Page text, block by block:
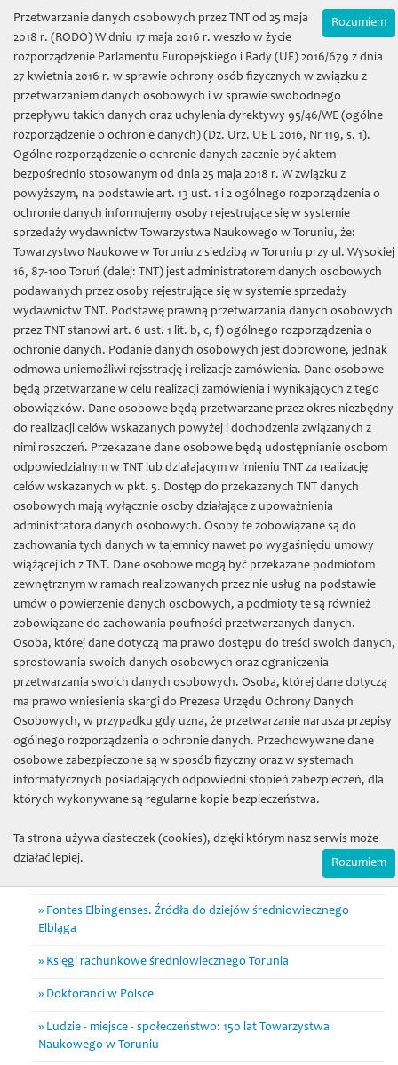
Zamówienia on-line
Wybierz język:
Mój koszyk | (0) 0 zł
Towarzystwo Naukowe w
Toruniu
Toggle
TNT Projekty Dzieje i kultura Torunia i regionu
» Historia
Torunia 1975-1998
Granty badawcze
Księga ławnicza Starego Miasta Torunia (1479-1515)
Niemiecko-polski i polsko-niemiecki słownik historyczny
Handel morski Gdańska na przełomie XV/XVI w.
Księgi pruskie w Internecie
Atlas historyczny miast polskich: Toruń, t. 2
Władztwo komunalne w hanzeatyckich miastach Prus i Inflant
w średniowieczu
Średniowieczne rachunki kościołów toruńskich - opracowanie,
edycja, digitalizacja
Atlas historyczny miast polskich, t. 1: Prusy Królewskie i
Warmia, t. 3: Mazury, t. 4: Śląsk, t. 5: Małopolska
Zapomniany Krajobraz. W poszukiwaniu dziedzictwa
Fontes Elbingenses. Źródła do dziejów średniowiecznego
Elbląga
Księgi rachunkowe średniowiecznego Torunia
Doktoranci w Polsce
Ludzie - miejsce - społeczeństwo: 150 lat Towarzystwa
Naukowego w Toruniu
Rozumiem
Przetwarzanie danych osobowych przez TNT od 25 maja
2018 r. (RODO) W dniu 17 maja 2016 r. weszło w życie
rozporządzenie Parlamentu Europejskiego i Rady (UE) 2016/679 z dnia
27 kwietnia 2016 r. w sprawie ochrony osób fizycznych w związku z
przetwarzaniem danych osobowych i w sprawie swobodnego
przepływu takich danych oraz uchylenia dyrektywy 95/46/WE (ogólne
rozporządzenie o ochronie danych) (Dz. Urz. UE L 2016, Nr 119, s. 1).
Ogólne rozporządzenie o ochronie danych zacznie być aktem
bezpośrednio stosowanym od dnia 25 maja 2018 r. W związku z
powyższym, na podstawie art. 13 ust. 1 i 2 ogólnego rozporządzenia o
ochronie danych informujemy osoby rejestrujące się w systemie
sprzedaży wydawnictw Towarzystwa Naukowego w Toruniu, że:
Towarzystwo Naukowe w Toruniu z siedzibą w Toruniu przy ul. Wysokiej
16, 87-100 Toruń (dalej: TNT) jest administratorem danych osobowych
podawanych przez osoby rejestrujące się w systemie sprzedaży
wydawnictw TNT. Podstawę prawną przetwarzania danych osobowych
przez TNT stanowi art. 6 ust. 1 lit. b, c, f) ogólnego rozporządzenia o
ochronie danych. Podanie danych osobowych jest dobrowone, jednak
odmowa uniemożliwi rejsstrację i relizacje zamówienia. Dane osobowe
będą przetwarzane w celu realizacji zamówienia i wynikających z tego
obowiązków. Dane osobowe będą przetwarzane przez okres niezbędny
do realizacji celów wskazanych powyżej i dochodzenia związanych z
nimi roszczeń. Przekazane dane osobowe będą udostępnianie osobom
odpowiedzialnym w TNT lub działającym w imieniu TNT za realizację
celów wskazanych w pkt. 5. Dostęp do przekazanych TNT danych
osobowych mają wyłącznie osoby działające z upoważnienia
administratora danych osobowych. Osoby te zobowiązane są do
zachowania tych danych w tajemnicy nawet po wygaśnięciu umowy
wiążącej ich z TNT. Dane osobowe mogą być przekazane podmiotom
zewnętrznym w ramach realizowanych przez nie usług na podstawie
umów o powierzenie danych osobowych, a podmioty te są również
zobowiązane do zachowania poufności przetwarzanych danych.
Osoba, której dane dotyczą ma prawo dostępu do treści swoich danych,
sprostowania swoich danych osobowych oraz ograniczenia
przetwarzania swoich danych osobowych. Osoba, której dane dotyczą
ma prawo wniesienia skargi do Prezesa Urzędu Ochrony Danych
Osobowych, w przypadku gdy uzna, że przetwarzanie narusza przepisy
ogólnego rozporządzenia o ochronie danych. Przechowywane dane
osobowe zabezpieczone są w sposób fizyczny oraz w systemach
informatycznych posiadających odpowiedni stopień zabezpieczeń, dla
których wykonywane są regularne kopie bezpieczeństwa.
Ta strona używa ciasteczek (cookies), dzięki którym nasz serwis może
działać lepiej.
Rozumiem